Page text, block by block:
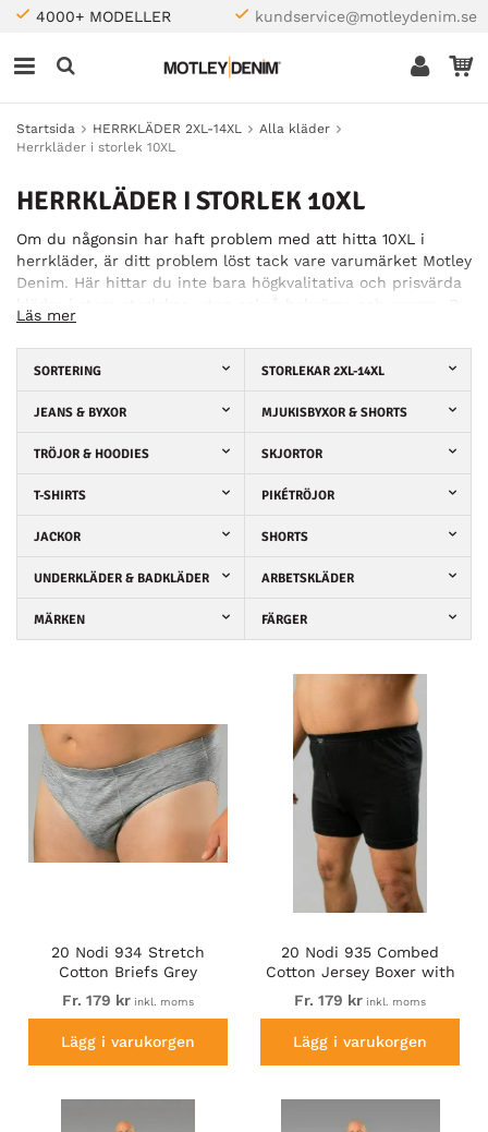
4000+ MODELLER kundservice@motleydenim.se
Startsida HERRKLÄDER 2XL-14XL
Alla kläder
Herrkläder i storlek 10XL
HERRKLÄDER I STORLEK 10XL
Om du någonsin har haft problem med att hitta 10XL i
herrkläder, är ditt problem löst tack vare varumärket Motley
Denim. Här hittar du inte bara högkvalitativa och prisvärda
är välkommen att lägga till dina preferenser i storlek, färg,
märke eller typ av kläder och gå igenom våra
underkategorier för att hitta en perfekt matchning. Vi
XXXXXXXXXXL t-shirts, pikétröjor, skjortor, jackor, byxor och
nya favoritplats att välja kläder på, både för vardagen och
Läs mer
SORTERING STORLEKAR 2XL-14XL
JEANS & BYXOR MJUKISBYXOR & SHORTS
TRÖJOR & HOODIES SKJORTOR
T-SHIRTS PIKÉTRÖJOR
JACKOR SHORTS
UNDERKLÄDER & BADKLÄDER ARBETSKLÄDER
MÄRKEN FÄRGER
20 Nodi 934 Stretch
Cotton Briefs Grey
Fr. 179 krinkl. moms
Lägg i varukorgen
20 Nodi 935 Combed
Cotton Jersey Boxer with
Front Button Fly Black
Fr. 179 kr inkl. moms
Lägg i varukorgen